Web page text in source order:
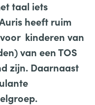
taal iets
heeft ruim
kinderen van
van een TOS
zijn. Daarnaast